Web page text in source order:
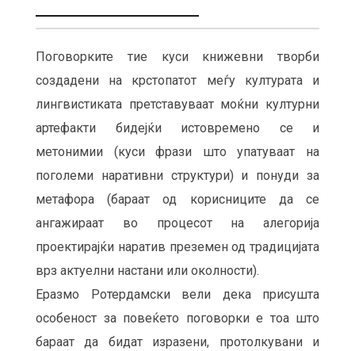
Поговорките тие куси книжевни творби
создадени на крстопатот меѓу културата и
лингвистиката претставуваат моќни културни
артефакти бидејќи истовремено се и
метонимии (куси фрази што упатуваат на
поголеми наративни структури) и понуди за
метафора (бараат од корисниците да се
ангажираат во процесот на алегорија
проектирајќи наратив преземен од традицијата
врз актуелни настани или околности).
Еразмо Ротердамски вели дека присушта
особеност за повеќето поговорки е тоа што
бараат да бидат изразени, протолкувани и